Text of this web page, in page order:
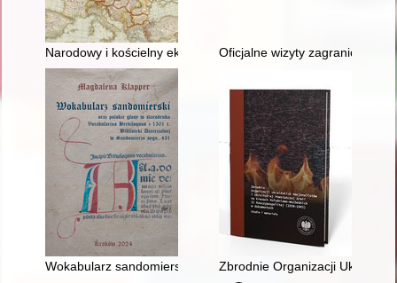
Narodowy i kościelny eksperyment" - zmiany narodowe i
Oficjalne wizyty zagraniczne
Wokabularz sandomierski" oraz polskie glosy w starodruku
Zbrodnie Organizacji